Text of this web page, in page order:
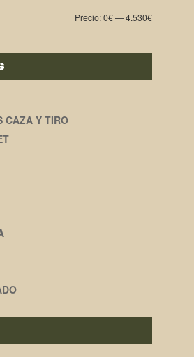
Precio:0€—4.530€
CAZA Y TIRO